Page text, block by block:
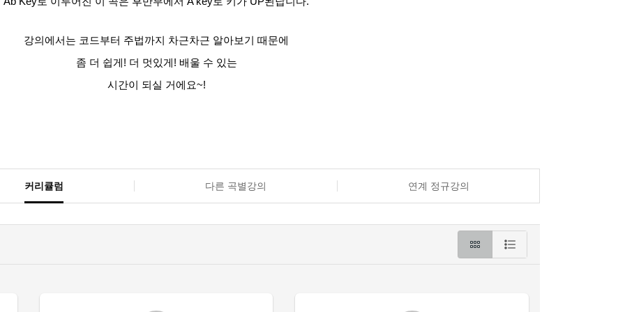
강의에서는 코드부터 주법까지 차근차근 알아보기 때문에
좀 더 쉽게! 더 멋있게! 배울 수 있는
시간이 되실 거에요~!
커리큘럼 다른 곡별강의 연계 정규강의